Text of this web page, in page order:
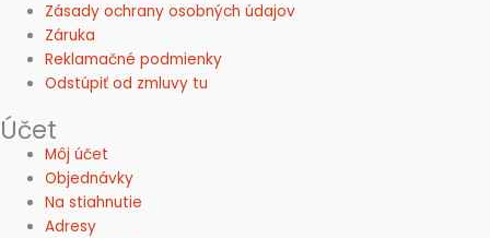
Zásady ochrany osobných údajov
Záruka
Reklamačné podmienky
Odstúpiť od zmluvy tu
Účet
Môj účet
Objednávky
Na stiahnutie
Adresy